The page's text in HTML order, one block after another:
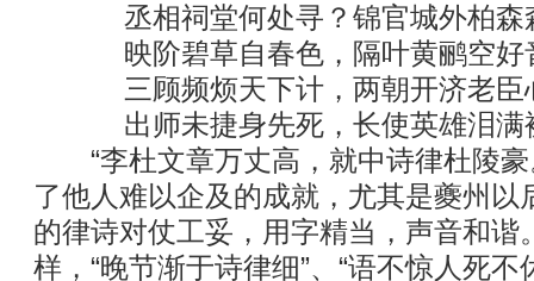
丞相祠堂何处寻？锦官城外柏森
映阶碧草自春色，隔叶黄鹂空好
三顾频烦天下计，两朝开济老臣
出师未捷身先死，长使英雄泪满
“李杜文章万丈高，就中诗律杜陵豪
了他人难以企及的成就，尤其是夔州以
的律诗对仗工妥，用字精当，声音和谐
样，“晚节渐于诗律细”、“语不惊人死